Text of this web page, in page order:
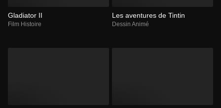
Gladiator II
Film Histoire
Les aventures de Tintin
Dessin Animé